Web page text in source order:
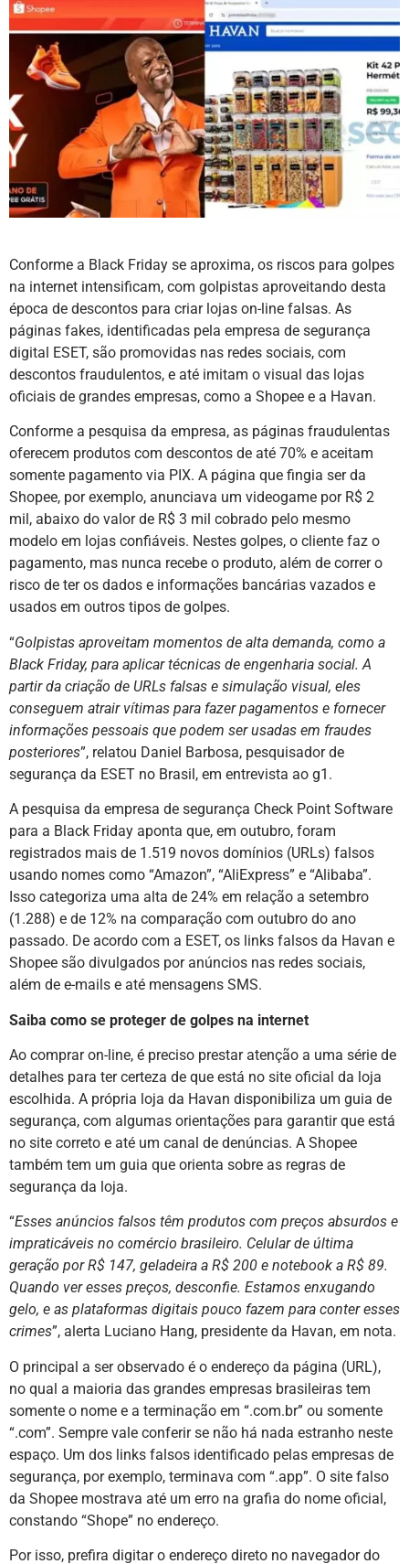
Conforme a Black Friday se aproxima, os riscos para golpes
na internet intensificam, com golpistas aproveitando desta
época de descontos para criar lojas on-line falsas. As
páginas fakes, identificadas pela empresa de segurança
digital ESET, são promovidas nas redes sociais, com
descontos fraudulentos, e até imitam o visual das lojas
oficiais de grandes empresas, como a Shopee e a Havan.
Conforme a pesquisa da empresa, as páginas fraudulentas
oferecem produtos com descontos de até 70% e aceitam
somente pagamento via PIX. A página que fingia ser da
Shopee, por exemplo, anunciava um videogame por R$ 2
mil, abaixo do valor de R$ 3 mil cobrado pelo mesmo
modelo em lojas confiáveis. Nestes golpes, o cliente faz o
pagamento, mas nunca recebe o produto, além de correr o
risco de ter os dados e informações bancárias vazados e
usados em outros tipos de golpes.
“Golpistas aproveitam momentos de alta demanda, como a
Black Friday, para aplicar técnicas de engenharia social. A
partir da criação de URLs falsas e simulação visual, eles
conseguem atrair vítimas para fazer pagamentos e fornecer
informações pessoais que podem ser usadas em fraudes
posteriores”, relatou Daniel Barbosa, pesquisador de
segurança da ESET no Brasil, em entrevista ao g1.
A pesquisa da empresa de segurança Check Point Software
para a Black Friday aponta que, em outubro, foram
registrados mais de 1.519 novos domínios (URLs) falsos
usando nomes como “Amazon”, “AliExpress” e “Alibaba”.
Isso categoriza uma alta de 24% em relação a setembro
(1.288) e de 12% na comparação com outubro do ano
passado. De acordo com a ESET, os links falsos da Havan e
Shopee são divulgados por anúncios nas redes sociais,
além de e-mails e até mensagens SMS.
Saiba como se proteger de golpes na internet
Ao comprar on-line, é preciso prestar atenção a uma série de
detalhes para ter certeza de que está no site oficial da loja
escolhida. A própria loja da Havan disponibiliza um guia de
segurança, com algumas orientações para garantir que está
no site correto e até um canal de denúncias. A Shopee
também tem um guia que orienta sobre as regras de
segurança da loja.
“Esses anúncios falsos têm produtos com preços absurdos e
impraticáveis no comércio brasileiro. Celular de última
geração por R$ 147, geladeira a R$ 200 e notebook a R$ 89.
Quando ver esses preços, desconfie. Estamos enxugando
gelo, e as plataformas digitais pouco fazem para conter esses
crimes”, alerta Luciano Hang, presidente da Havan, em nota.
O principal a ser observado é o endereço da página (URL),
no qual a maioria das grandes empresas brasileiras tem
somente o nome e a terminação em “.com.br” ou somente
“.com”. Sempre vale conferir se não há nada estranho neste
espaço. Um dos links falsos identificado pelas empresas de
segurança, por exemplo, terminava com “.app”. O site falso
da Shopee mostrava até um erro na grafia do nome oficial,
constando “Shope” no endereço.
Por isso, prefira digitar o endereço direto no navegador do